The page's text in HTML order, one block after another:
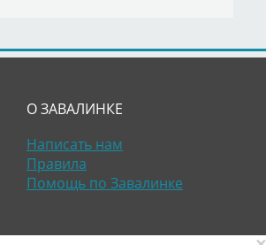
О ЗАВАЛИНКЕ
Написать нам
Правила
Помощь по Завалинке